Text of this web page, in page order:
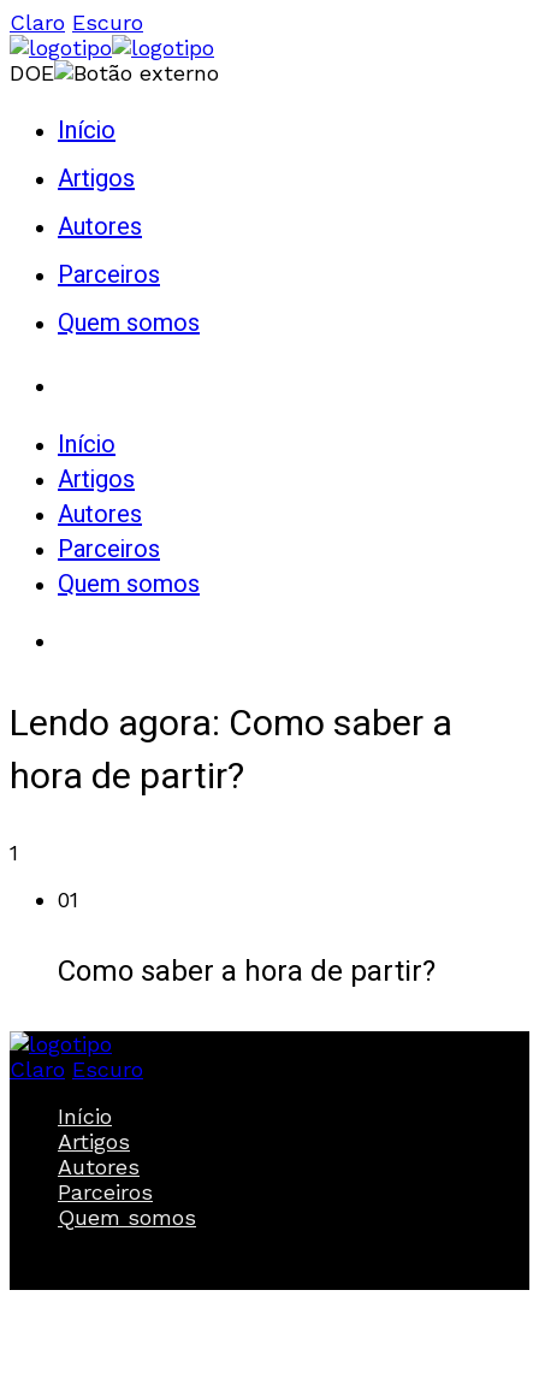
Claro Escuro
DOE
Início
Artigos
Autores
Parceiros
Quem somos
Início
Artigos
Autores
Parceiros
Quem somos
Lendo agora: Como saber a
hora de partir?
1
01
Como saber a hora de partir?
Claro Escuro
Início
Artigos
Autores
Parceiros
Quem somos